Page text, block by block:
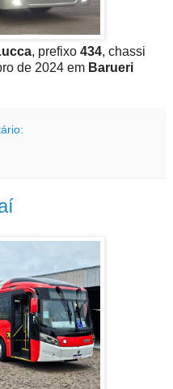
, prefixo 434, chassi
de 2024 em Barueri